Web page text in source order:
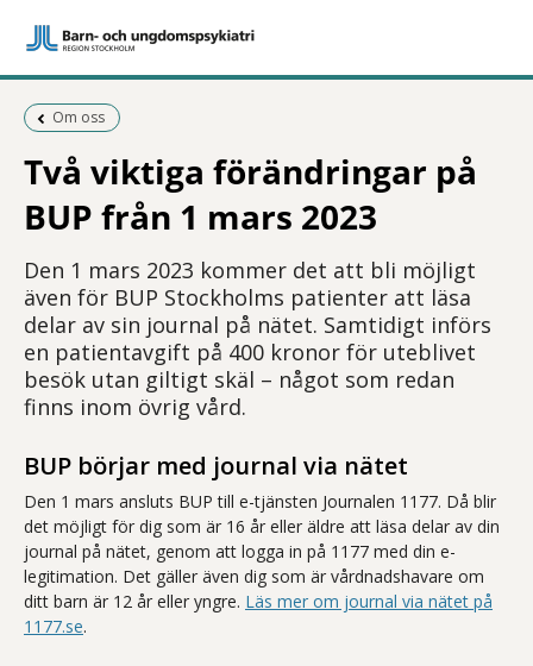
Föregående sida:
Om oss
Två viktiga förändringar på
BUP från 1 mars 2023
Den 1 mars 2023 kommer det att bli möjligt
även för BUP Stockholms patienter att läsa
delar av sin journal på nätet. Samtidigt införs
en patientavgift på 400 kronor för uteblivet
besök utan giltigt skäl – något som redan
finns inom övrig vård.
BUP börjar med journal via nätet
Den 1 mars ansluts BUP till e-tjänsten Journalen 1177. Då blir
det möjligt för dig som är 16 år eller äldre att läsa delar av din
journal på nätet, genom att logga in på 1177 med din e-
legitimation. Det gäller även dig som är vårdnadshavare om
ditt barn är 12 år eller yngre. Läs mer om journal via nätet på
1177.se.